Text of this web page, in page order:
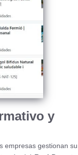
y
empresas gestionan su